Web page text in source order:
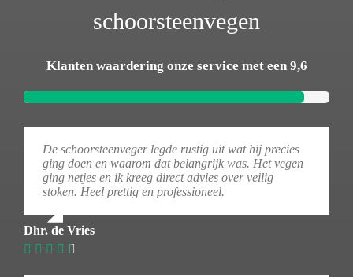
schoorsteenvegen
Klanten waardering onze service met een 9,6
De schoorsteenveger legde rustig uit wat hij precies
ging doen en waarom dat belangrijk was. Het vegen
ging netjes en ik kreeg direct advies over veilig
stoken. Heel prettig en professioneel.
Dhr. de Vries